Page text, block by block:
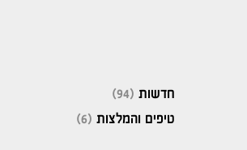
חדשות (94)
טיפים והמלצות (6)